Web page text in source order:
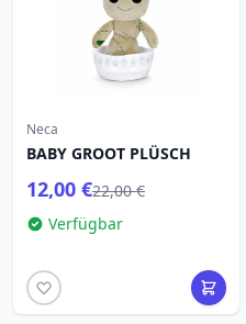
Neca
BABY GROOT PLÜSCH
12,00 €22,00 €
Verfügbar